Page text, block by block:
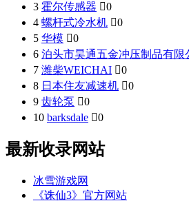
3 霍尔传感器 0
4 螺杆式冷水机 0
5 华模 0
6 泊头市昊通五金冲压制品有限
7 潍柴WEICHAI 0
8 日本住友减速机 0
9 齿轮泵 0
10 barksdale 0
最新收录网站
冰雪游戏网
《诛仙3》官方网站